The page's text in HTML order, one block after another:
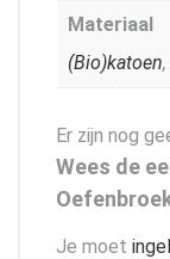
Materiaal
(Bio)katoen,
Er zijn nog
Wees de
Je moet